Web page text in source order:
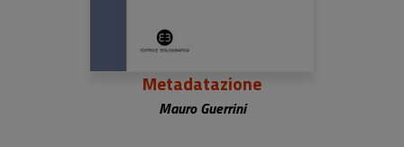
Metadatazione
Mauro Guerrini